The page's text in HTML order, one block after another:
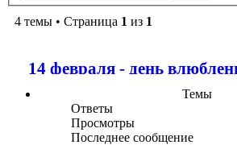
4 темы • Страница 1 из 1
14 февраля - день
Темы
Ответы
Просмотры
Последнее сообщение